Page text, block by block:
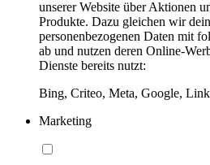
unserer Website über Aktionen
Produkte. Dazu gleichen wir
personenbezogenen Daten mit
ab und nutzen deren Online-
Dienste bereits nutzt:
Bing, Criteo, Meta, Google,
Marketing